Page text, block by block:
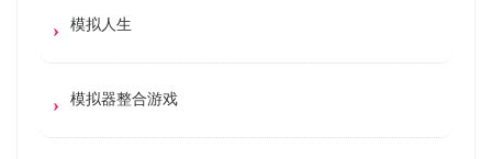
模拟人生
模拟器整合游戏